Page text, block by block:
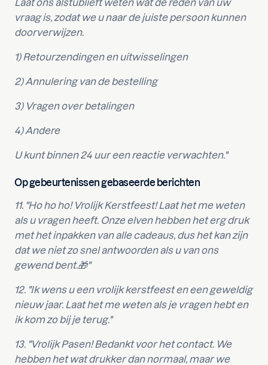
Laat ons alstublieft weten wat de reden van uw
vraag is, zodat we u naar de juiste persoon kunnen
doorverwijzen.
1) Retourzendingen en uitwisselingen
2) Annulering van de bestelling
3) Vragen over betalingen
4) Andere
U kunt binnen 24 uur een reactie verwachten."
Op gebeurtenissen gebaseerde berichten
11. "Ho ho ho! Vrolijk Kerstfeest! Laat het me weten
als u vragen heeft. Onze elven hebben het erg druk
met het inpakken van alle cadeaus, dus het kan zijn
dat we niet zo snel antwoorden als u van ons
gewend bent.🎁"
12. "Ik wens u een vrolijk kerstfeest en een geweldig
nieuw jaar. Laat het me weten als je vragen hebt en
ik kom zo bij je terug."
13. "Vrolijk Pasen! Bedankt voor het contact. We
hebben het wat drukker dan normaal, maar we